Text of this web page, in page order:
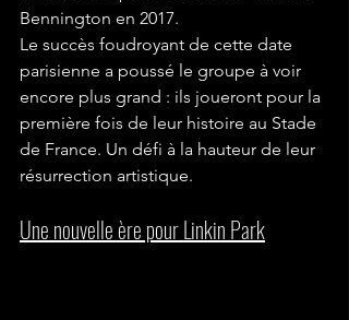
Bennington en 2017.
Le succès foudroyant de cette date
parisienne a poussé le groupe à voir
encore plus grand : ils joueront pour la
première fois de leur histoire au Stade
de France. Un défi à la hauteur de leur
résurrection artistique.
Une nouvelle ère pour Linkin Park